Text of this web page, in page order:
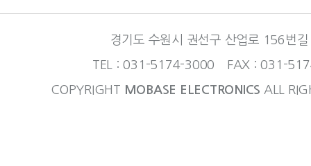
경기도 수원시 권선구 산업로 156번
TEL : 031-5174-3000 FAX : 031-
COPYRIGHT MOBASE ELECTRONICS ALL